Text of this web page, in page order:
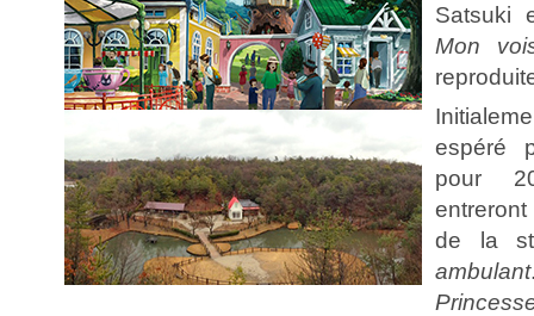
Satsuki
Mon
espéré
pour
de la
ambulant